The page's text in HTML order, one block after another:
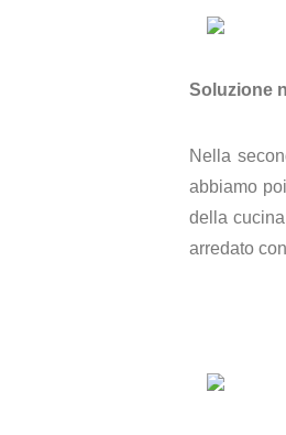
Soluzione
Nella
abbiamo
della
arredato